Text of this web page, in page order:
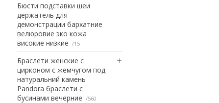
Бюсти подставки шеи
держатель для
демонстрации бархатние
велюровие эко кожа
високие низкие
15
Браслети женские с
цирконом с жемчугом под
натуральний камень
Pandora браслети с
бусинами вечерние
560